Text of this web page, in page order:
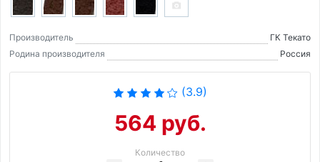
Производитель
ГК Текато
Родина производителя
Россия
(3.9)
564 руб.
Количество